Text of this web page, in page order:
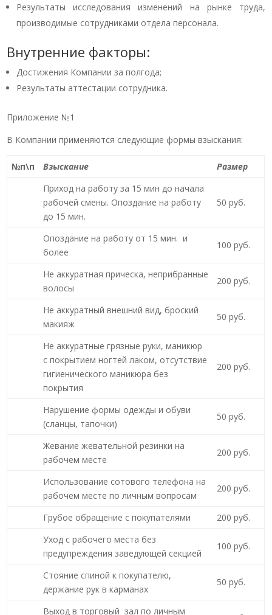
Результаты исследования изменений на рынке труда,
производимые сотрудниками отдела персонала.
Внутренние факторы:
Достижения Компании за полгода;
Результаты аттестации сотрудника.
Приложение №1
В Компании применяются следующие формы взыскания:
№п\п Взыскание
Размер
Приход на работу за 15 мин до начала
рабочей смены. Опоздание на работу
до 15 мин.
50 руб.
Опоздание на работу от 15 мин. и
более
100 руб.
Не аккуратная прическа, неприбранные
волосы
200 руб.
Не аккуратный внешний вид, броский
макияж
50 руб.
Не аккуратные грязные руки, маникюр
с покрытием ногтей лаком, отсутствие
гигиенического маникюра без
покрытия
200 руб.
Нарушение формы одежды и обуви
(сланцы, тапочки)
50 руб.
Жевание жевательной резинки на
рабочем месте
200 руб.
Использование сотового телефона на
рабочем месте по личным вопросам
200 руб.
Грубое обращение с покупателями
200 руб.
Уход с рабочего места без
предупреждения заведующей секцией
100 руб.
Стояние спиной к покупателю,
держание рук в карманах
50 руб.
Выход в торговый зал по личным